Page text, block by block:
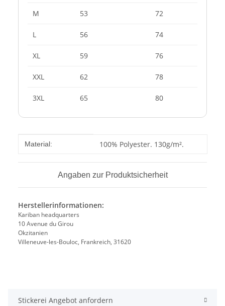
M 53 72
L 56 74
XL 59 76
XXL 62 78
3XL 65 80
Produkteigenschaft
Wert
Material: 100% Polyester. 130g/m².
Angaben zur Produktsicherheit
Herstellerinformationen:
Kariban headquarters
10 Avenue du Girou
Okzitanien
Villeneuve-les-Bouloc, Frankreich, 31620
Stickerei Angebot anfordern